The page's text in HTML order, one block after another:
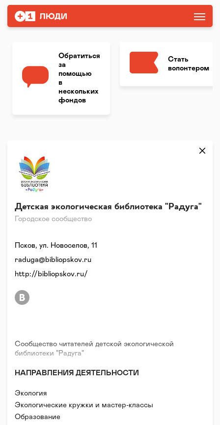
Обратиться
за
помощью
в
нескольких
фондов
Стать
волонтером
Городское сообщество
Детская экологическая библиотека "Радуга"
Сообщество читателей детской экологической
библиотеки "Радуга"
НАПРАВЛЕНИЯ ДЕЯТЕЛЬНОСТИ
Экология
Экологические кружки и мастер-классы
Образование
Псков, ул. Новоселов, 11
raduga@bibliopskov.ru
http://bibliopskov.ru/